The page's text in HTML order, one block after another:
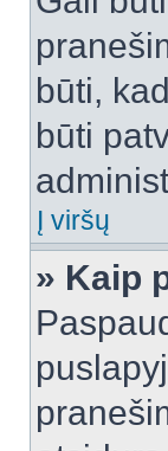
būti,
būti
Į viršų
» Kaip